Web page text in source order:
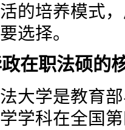
的培养模式
选择。
在职法硕的
大学是教育
学科在全国